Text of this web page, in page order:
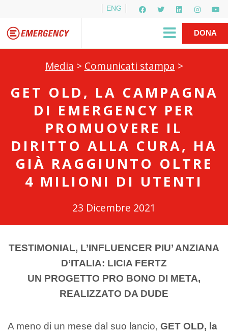
ENG
R1PUD1A
DONA
Media > Comunicati stampa >
GET OLD, LA CAMPAGNA
DI EMERGENCY PER
PROMUOVERE IL
DIRITTO ALLA CURA, HA
GIÀ RAGGIUNTO OLTRE
4 MILIONI DI UTENTI
23 Dicembre 2021
TESTIMONIAL, L’INFLUENCER PIU’ ANZIANA
D’ITALIA: LICIA FERTZ
UN PROGETTO PRO BONO DI META,
REALIZZATO DA DUDE
A meno di un mese dal suo lancio, GET OLD, la